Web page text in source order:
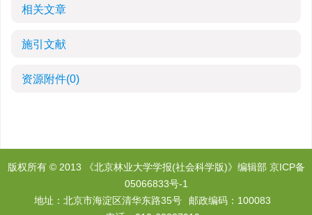
相关文章
施引文献
资源附件(0)
版权所有 © 2013 《北京林业大学学报(社会科学版)》编辑部 京ICP备
05066833号-1
地址：北京市海淀区清华东路35号
邮政编码：100083